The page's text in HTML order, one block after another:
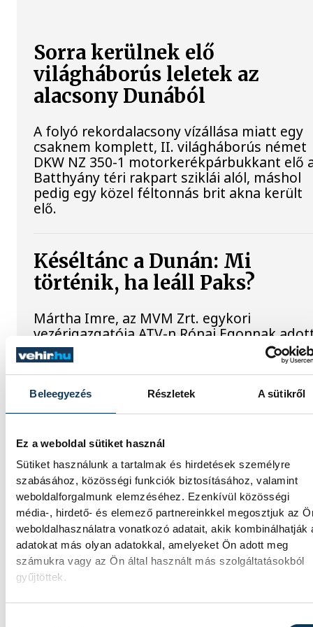
Beleegyezés Részletek A sütikről
Ez a weboldal sütiket használ
Sütiket használunk a tartalmak és hirdetések személyre
szabásához, közösségi funkciók biztosításához, valamint
weboldalforgalmunk elemzéséhez. Ezenkívül közösségi
média-, hirdető- és elemező partnereinkkel megosztjuk az
weboldalhasználatra vonatkozó adatait, akik kombinálhatják
adatokat más olyan adatokkal, amelyeket Ön adott meg
számukra vagy az Ön által használt más szolgáltatásokból
gyűjtöttek.
Sorra kerülnek elő
világháborús leletek az
alacsony Dunából
A folyó rekordalacsony vízállása miatt egy
csaknem komplett, II. világháborús német
DKW NZ 350-1 motorkerékpárbukkant elő
Batthyány téri rakpart sziklái alól, máshol
pedig egy közel féltonnás brit akna került
elő.
Késéltánc a Dunán: Mi
történik, ha leáll Paks?
Mártha Imre, az MVM Zrt. egykori
vezérigazgatója ATV-n Rónai Egonnak
interjújában vázolta fel a Paksi Atomerőmű
előtt álló példátlan technológiai
A szakember, aki korábban éveken át felelt
hazai energetikai fejlesztésekért és a paksi
blokkok működéséért, arra figyelmeztet:
eredetileg nem tervezték.
A Tisza-frakció
kezdeményezte, hogy jövő
kedden legyen az
államfőválasztás